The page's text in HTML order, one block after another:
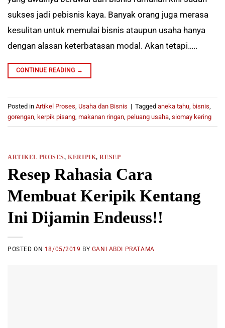
sukses jadi pebisnis kaya. Banyak orang juga merasa
kesulitan untuk memulai bisnis ataupun usaha hanya
dengan alasan keterbatasan modal. Akan tetapi…..
CONTINUE READING →
Posted in Artikel Proses Usaha dan Bisnis | Tagged aneka tahu bisnis
gorengan kerpik pisang makanan ringan peluang usaha siomay kering
ARTIKEL PROSES, KERIPIK, RESEP
Resep Rahasia Cara
Membuat Keripik Kentang
Ini Dijamin Endeuss!!
POSTED ON 18/05/2019 BY GANI ABDI PRATAMA